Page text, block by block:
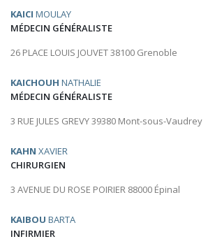
KAICI MOULAY
MÉDECIN GÉNÉRALISTE
26 PLACE LOUIS JOUVET 38100 Grenoble
KAICHOUH NATHALIE
MÉDECIN GÉNÉRALISTE
3 RUE JULES GREVY 39380 Mont-sous-Vaudrey
KAHN XAVIER
CHIRURGIEN
3 AVENUE DU ROSE POIRIER 88000 Épinal
KAIBOU BARTA
INFIRMIER